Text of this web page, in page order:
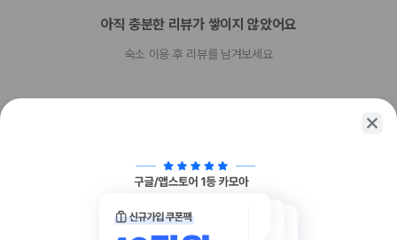
37개월 이상 인원 추가 시 1인 19,900원
엑스트라 베드 추가 시 33,000원 (패밀리 트윈 객실 제외/인원추가비 포함)
※ 모든 추가 비용은 현장결제 가능합니다.
3. 본 동의서를 제출하는 경우에도 이성과의 혼숙(미성년자와 성년을 여부 불문)
은 허용하지 않습니다. 혼숙 행위 적발 시 즉시 임의 퇴실 조치 됨을 양지하시기
5. 숙박 기재 사항 및 동의서에 기재된 인원 외 다른 미성년자와의 숙박은 불가
아직 충분한 리뷰가 쌓이지 않았어요
숙소 이용 후 리뷰를 남겨보세요
함께 가는 친구에게 정보를 공유해보세요